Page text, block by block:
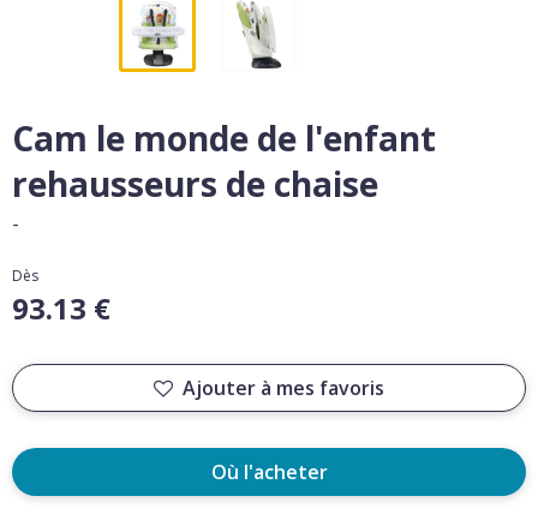
Cam le monde de l'enfant
rehausseurs de chaise
-
Dès
93.13 €
Ajouter à mes favoris
Où l'acheter